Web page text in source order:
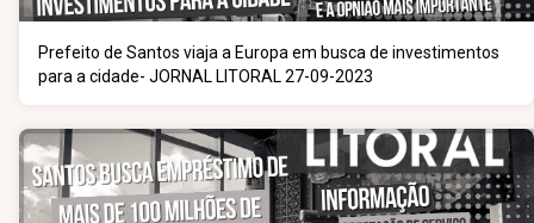
Prefeito de Santos viaja a Europa em busca de investimentos
para a cidade- JORNAL LITORAL 27-09-2023